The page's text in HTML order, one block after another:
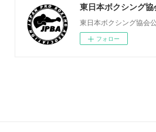
東日本ボクシング協
東日本ボクシング協会
フォロー